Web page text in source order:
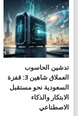
تدشين الحاسوب
العملاق شاهين 3: قفزة
السعودية نحو مستقبل
الابتكار والذكاء
الاصطناعي